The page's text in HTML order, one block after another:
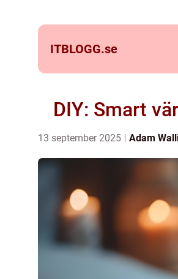
ITBLOGG.se
DIY: Smart
13 september 2025 Adam